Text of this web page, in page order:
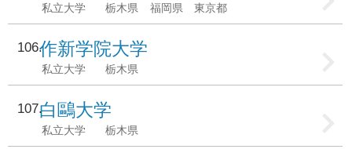
私立大学 栃木県 福岡県 東京都
106作新学院大学
私立大学 栃木県
107白鷗大学
私立大学 栃木県